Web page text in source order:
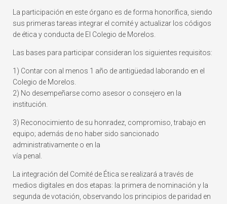
La participación en este órgano es de forma honorífica, siendo
sus primeras tareas integrar el comité y actualizar los códigos
de ética y conducta de El Colegio de Morelos.
Las bases para participar consideran los siguientes requisitos:
1) Contar con al menos 1 año de antigüedad laborando en el
Colegio de Morelos.
2) No desempeñarse como asesor o consejero en la
institución.
3) Reconocimiento de su honradez, compromiso, trabajo en
equipo; además de no haber sido sancionado
administrativamente o en la
vía penal.
La integración del Comité de Ética se realizará a través de
medios digitales en dos etapas: la primera de nominación y la
segunda de votación, observando los principios de paridad en